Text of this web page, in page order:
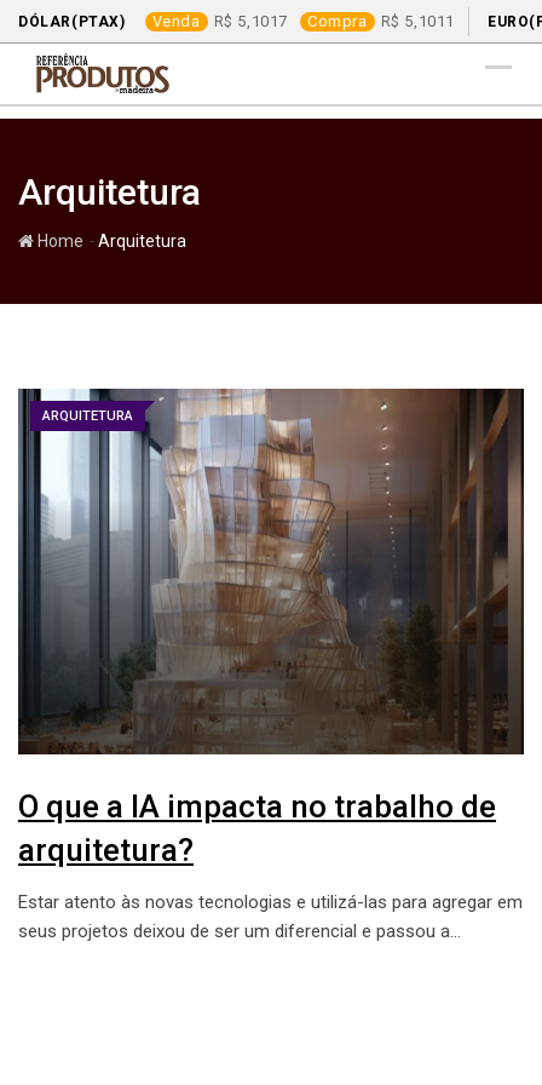
DÓLAR(PTAX) Venda 5,1017 Compra 5,1011
content
Arquitetura
Home -Arquitetura
ARQUITETURA
O que a IA impacta no trabalho de
arquitetura?
Estar atento às novas tecnologias e utilizá-las para agregar em
seus projetos deixou de ser um diferencial e passou a…